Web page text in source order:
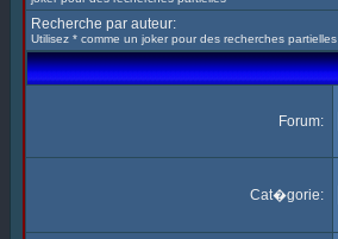
Recherche par auteur:
Utilisez * comme un joker pour des recherches partielles
Forum:
Cat�gorie: